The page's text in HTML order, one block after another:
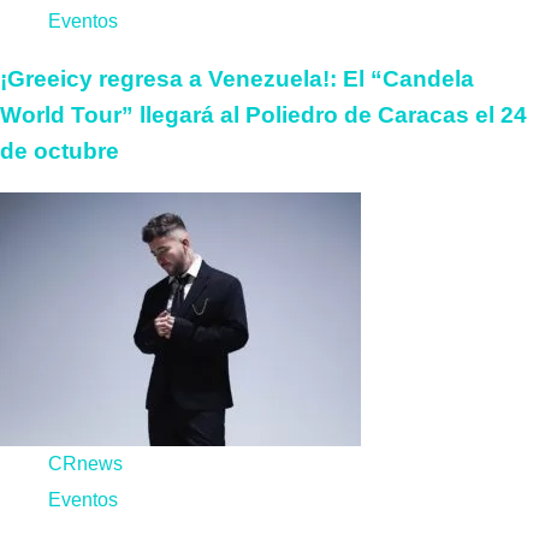
Eventos
¡Greeicy regresa a Venezuela!: El “Candela
World Tour” llegará al Poliedro de Caracas el 24
de octubre
CRnews
Eventos